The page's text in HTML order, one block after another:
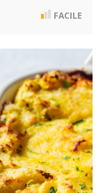
FACILE